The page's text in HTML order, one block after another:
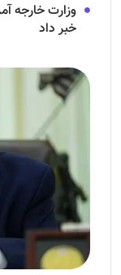
وزارت خارجه
خبر داد